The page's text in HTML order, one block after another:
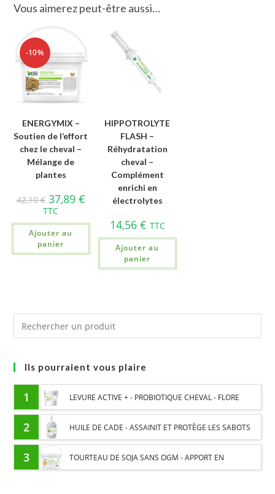
Vous aimerez peut-être aussi…
-10%
ENERGYMIX –
Soutien de l’effort
chez le cheval –
Mélange de
plantes
42,10€ 37,89 €
TTC
Ajouter au
panier
HIPPOTROLYTE
FLASH –
Réhydratation
cheval –
Complément
enrichi en
électrolytes
14,56 € TTC
Ajouter au
panier
Ils pourraient vous plaire
1 LEVURE ACTIVE + - PROBIOTIQUE CHEVAL - FLORE
INTESTINALE ET DIGESTION
2 HUILE DE CADE - ASSAINIT ET PROTÈGE LES SABOTS
DE L’HUMIDITÉ
3 TOURTEAU DE SOJA SANS OGM - APPORT EN